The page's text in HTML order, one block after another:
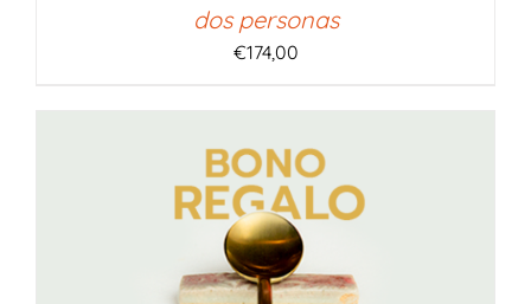
dos personas
€174,00